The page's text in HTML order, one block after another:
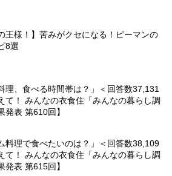
王様！】苦みがクセになる！ピーマンの
8選
理、食べる時間帯は？」＜回答数37,131
て！ みんなの衣食住「みんなの暮らし調
発表 第610回】
料理で食べたいのは？」＜回答数38,109
て！ みんなの衣食住「みんなの暮らし調
発表 第615回】